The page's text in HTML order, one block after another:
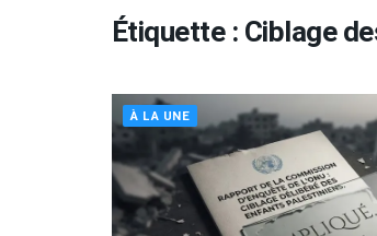
Étiquette :Ciblage
À LA UNE